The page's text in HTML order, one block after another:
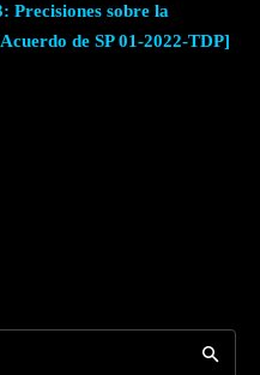
Precisiones sobre la
de SP 01-2022-TDP]